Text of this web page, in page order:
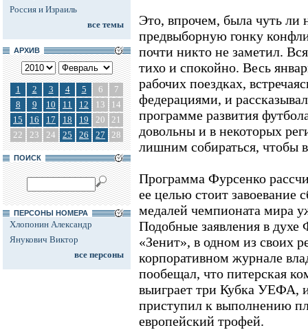
Россия и Израиль
все темы
АРХИВ
1 2 3 4 5 6
7
8
9 10 11 12 13
14
15
16 17 18 19 20
21
22
23 24 25 26 27 28
ПОИСК
ПЕРСОНЫ НОМЕРА
Хлопонин Александр
Янукович Виктор
все персоны
Это, впрочем, была чуть ли
предвыборную гонку
почти никто не заметил.
тихо и спокойно. Весь
рабочих поездках,
федерациями, и
программе развития
довольны и в некоторых
лишним собираться, чтобы
Программа Фурсенко
ее целью стоит завоевание
медалей чемпионата мира
Подобные заявления в духе
«Зенит», в одном из своих
корпоративном журнале
пообещал, что питерская
выиграет три Кубка УЕФА,
приступил к выполнению
европейский трофей.